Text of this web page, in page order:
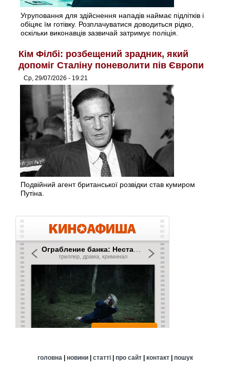
Угруповання для здійснення нападів наймає підлітків і
обіцяє їм готівку. Розплачуватися доводиться рідко,
оскільки виконавців зазвичай затримує поліція.
Кім Філбі: розбещений зрадник, який
допоміг Сталіну поневолити пів Європи
Ср, 29/07/2026 - 19:21
Подвійний агент британської розвідки став кумиром
Путіна.
головна | новини| статті| про сайт| контакт| пошук